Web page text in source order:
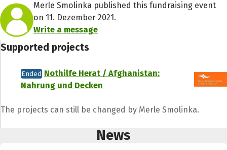
Merle Smolinka published this fundraising event
on 11. Dezember 2021.
Write a message
Supported projects
Ended Nothilfe Herat / Afghanistan:
Nahrung und Decken
The projects can still be changed by Merle Smolinka.
News